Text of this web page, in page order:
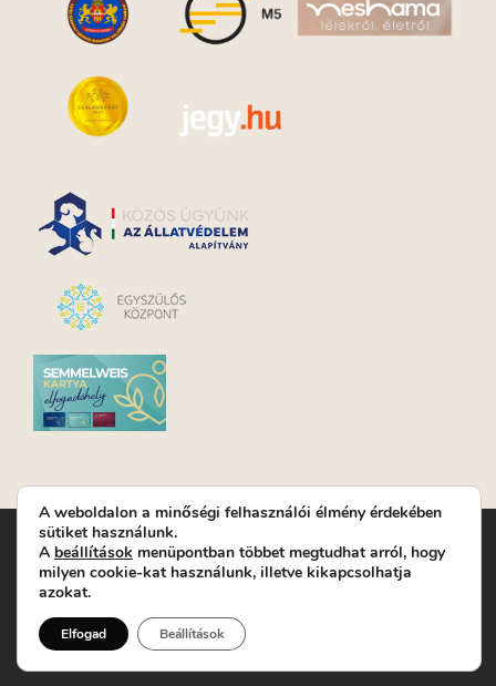
Turay Ida Színház Közhasznú Nonprofit Kft. | Működési
helyszín: Turay Ida Színház 1089 Budapest, Kálvária tér 6. |
Levelezési cím: 1089 Budapest, Kálvária tér 14. | Titkárság:
Jegyrendelés: +36-70/607-2620
A weboldalon a minőségi felhasználói élmény érdekében
sütiket használunk.
A beállítások menüpontban többet megtudhat arról, hogy
milyen cookie-kat használunk, illetve kikapcsolhatja
azokat.
Elfogad Beállítások